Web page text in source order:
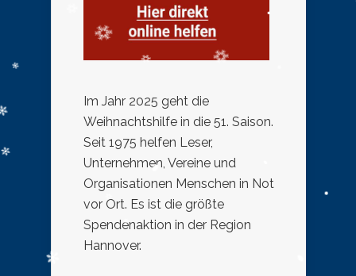
Im Jahr 2025 geht die
Weihnachtshilfe in die 51. Saison.
Seit 1975 helfen Leser,
Unternehmen, Vereine und
Organisationen Menschen in Not
vor Ort. Es ist die größte
Spendenaktion in der Region
Hannover.